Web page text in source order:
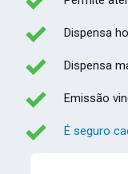
Dispensa
Dispensa
Emissão
É seguro